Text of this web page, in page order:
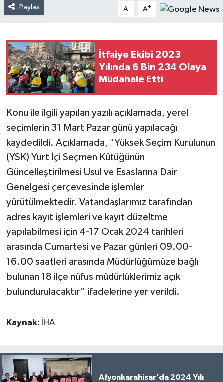
Paylaş A- A+
İtfaiye Ekibi 2023
Yılında 6 Bin 234 Olaya
Müdahale Etti
Konu ile ilgili yapılan yazılı açıklamada, yerel
seçimlerin 31 Mart Pazar günü yapılacağı
kaydedildi. Açıklamada, “Yüksek Seçim Kurulunun
(YSK) Yurt İçi Seçmen Kütüğünün
Güncelleştirilmesi Usul ve Esaslarına Dair
Genelgesi çerçevesinde işlemler
yürütülmektedir. Vatandaşlarımız tarafından
adres kayıt işlemleri ve kayıt düzeltme
yapılabilmesi için 4-17 Ocak 2024 tarihleri
arasında Cumartesi ve Pazar günleri 09.00-
16.00 saatleri arasında Müdürlüğümüze bağlı
bulunan 18 ilçe nüfus müdürlüklerimiz açık
bulundurulacaktır” ifadelerine yer verildi.
Kaynak: İHA
Afyonkarahisar’da 2024 Yılı